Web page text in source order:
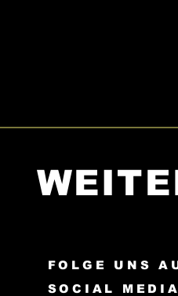
FOLGE UNS
SOCIAL